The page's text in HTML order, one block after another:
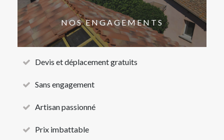
NOS ENGAGEMENTS
Devis et déplacement gratuits
Sans engagement
Artisan passionné
Prix imbattable